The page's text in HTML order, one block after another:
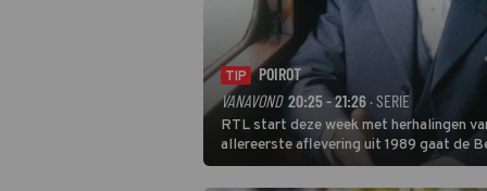
TIP
POIROT
VANAVOND 20:25 - 21:26 · SERIE
RTL start deze week met herhalingen
allereerste aflevering uit 1989 gaat de
Poirot raakt al snel verwikkeld in een